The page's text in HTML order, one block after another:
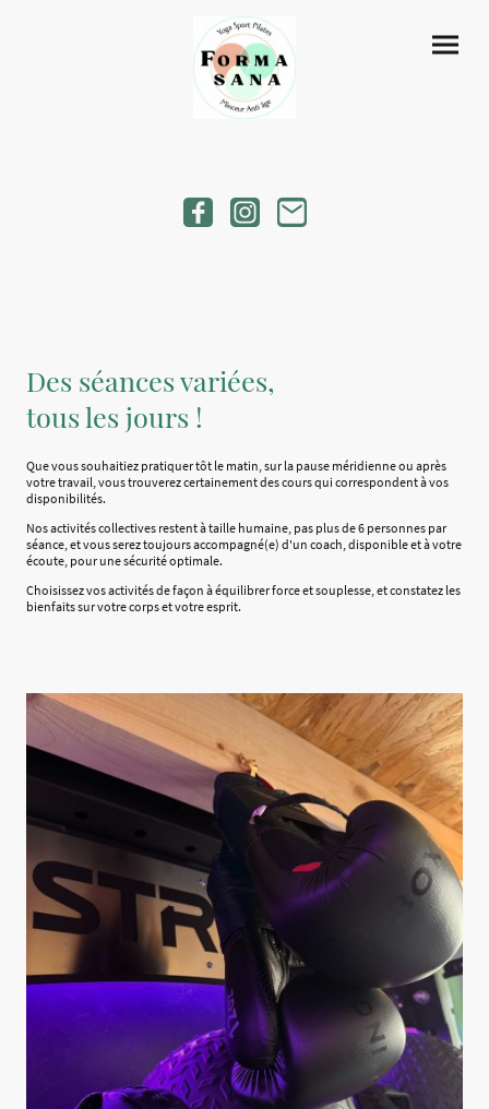
Des séances variées,
tous les jours !
Que vous souhaitiez pratiquer tôt le matin, sur la pause méridienne ou après
votre travail, vous trouverez certainement des cours qui correspondent à vos
disponibilités.
Nos activités collectives restent à taille humaine, pas plus de 6 personnes par
séance, et vous serez toujours accompagné(e) d'un coach, disponible et à votre
écoute, pour une sécurité optimale.
Choisissez vos activités de façon à équilibrer force et souplesse, et constatez les
bienfaits sur votre corps et votre esprit.